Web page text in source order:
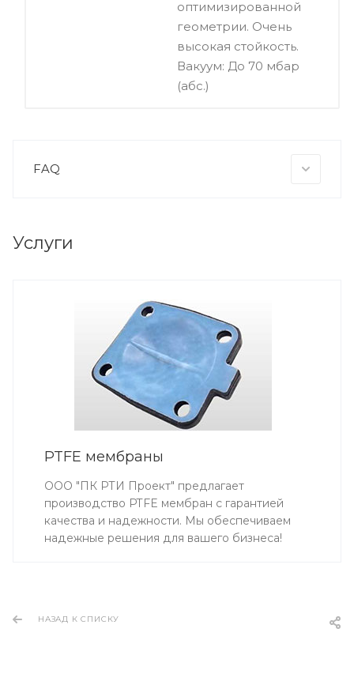
оптимизированной
геометрии. Очень
высокая стойкость.
Вакуум: До 70 мбар
(абс.)
FAQ
Услуги
PTFE мембраны
ООО "ПК РТИ Проект" предлагает
производство PTFE мембран с гарантией
качества и надежности. Мы обеспечиваем
надежные решения для вашего бизнеса!
НАЗАД К СПИСКУ